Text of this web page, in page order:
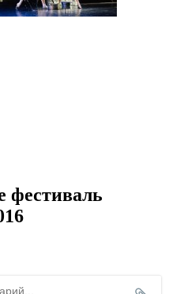
фестиваль